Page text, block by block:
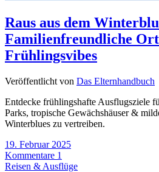
Raus aus dem
Familienfreundliche
Frühlingsvibes
Veröffentlicht von Das Elternhandbuch
Entdecke frühlingshafte Ausflugsziele
Parks, tropische Gewächshäuser &
Winterblues zu vertreiben.
19. Februar 2025
Kommentare 1
Reisen & Ausflüge